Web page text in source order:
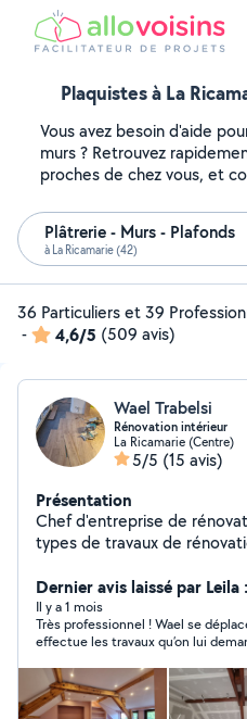
Plaquistes à La
Vous avez besoin d'aide
murs ? Retrouvez
proches de chez vous, et
Plâtrerie - Murs - Plafonds
à La Ricamarie (42)
36 Particuliers et 39
-
4,6/5 (509 avis)
Wael Trabelsi
Rénovation intérieur
La Ricamarie (Centre)
5/5 (15 avis)
Présentation
Chef d'entreprise de rénovation expérimenter
types de travaux de
rénovation du parquet et
création des placards sur mesure. N'hésitez
contacter .
Dernier avis laissé par Leila
Il y a 1 mois
Très professionnel ! Wael se déplace avec son matériel et
effectue les travaux qu’on lui
hésitation ! Un grand merci pour